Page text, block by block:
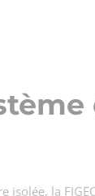
isolée, la